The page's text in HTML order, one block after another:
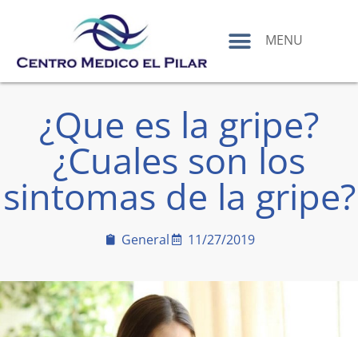
MENU
¿Que es la gripe?
¿Cuales son los
sintomas de la gripe?
General 11/27/2019